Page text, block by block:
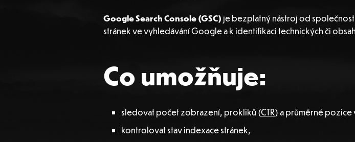
Google Search Console (GSC) je bezplatný nástroj od
stránek ve vyhledávání Google a k identifikaci technických či
Co umožňuje:
sledovat počet zobrazení, prokliků (CTR) a průměrné pozice
kontrolovat stav indexace stránek,